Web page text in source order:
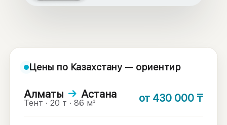
Цены по Казахстану — ориентир
Алматы → Астана
Тент · 20 т · 86 м³ от 430 000 ₸